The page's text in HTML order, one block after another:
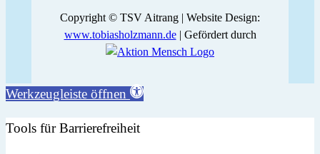
Copyright © TSV Aitrang | Website Design:
www.tobiasholzmann.de| Gefördert durch
Werkzeugleiste öffnen
Tools für Barrierefreiheit